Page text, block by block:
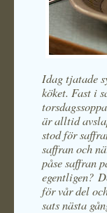
Idag tjatade
köket. Fast i
är alltid
stod för
saffran och
påse saffran
egentligen?
för vår del
sats nästa